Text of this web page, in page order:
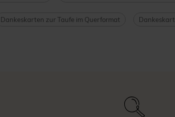
Dankeskarten zur Taufe im Querformat